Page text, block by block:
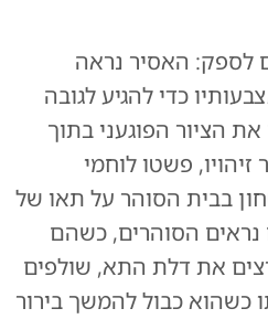
לספק: האסיר נראה
כדי להגיע לגובה
הציור הפוגעני בתוך
פשטו לוחמי
בבית הסוהר על תאו של
הסוהרים, כשהם
את דלת התא, שולפים
כשהוא כבול להמשך בירור